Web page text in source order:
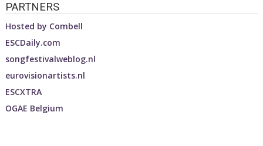
PARTNERS
Hosted by Combell
ESCDaily.com
songfestivalweblog.nl
eurovisionartists.nl
ESCXTRA
OGAE Belgium